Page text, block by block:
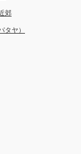
郊
タヤ）